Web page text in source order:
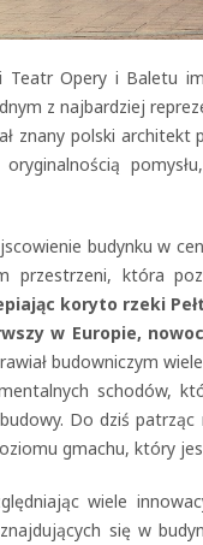
Teatr Opery i Baletu
z najbardziej
znany polski architekt
oryginalnością
budynku w
przestrzeni, która
koryto rzeki
w Europie,
budowniczym
schodów,
Do dziś
gmachu, który
wiele
się w